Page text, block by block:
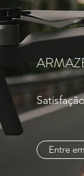
Entre